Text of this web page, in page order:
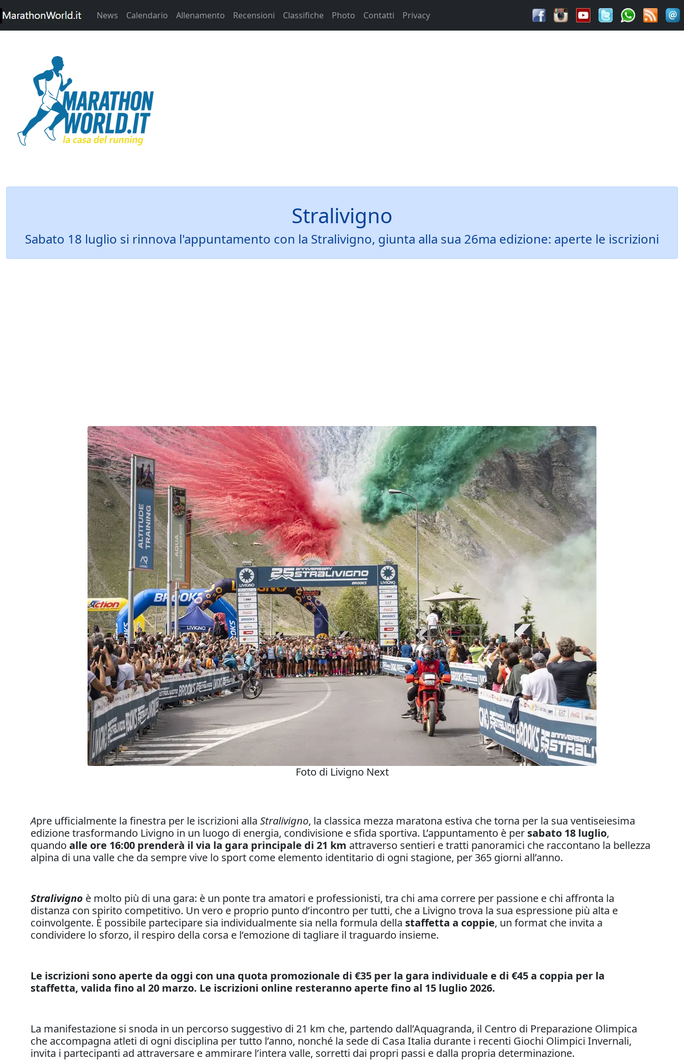
News Calendario Allenamento Recensioni Classifiche Photo Contatti Privacy
Stralivigno
Sabato 18 luglio si rinnova l'appuntamento con la Stralivigno, giunta alla sua 26ma edizione: aperte le iscrizioni
Foto di Livigno Next
Apre ufficialmente la finestra per le iscrizioni alla Stralivigno, la classica mezza maratona estiva che torna per la sua ventiseiesima
edizione trasformando Livigno in un luogo di energia, condivisione e sfida sportiva. L’appuntamento è per sabato 18 luglio,
quando alle ore 16:00 prenderà il via la gara principale di 21 km attraverso sentieri e tratti panoramici che raccontano la bellezza
alpina di una valle che da sempre vive lo sport come elemento identitario di ogni stagione, per 365 giorni all’anno.
Stralivigno è molto più di una gara: è un ponte tra amatori e professionisti, tra chi ama correre per passione e chi affronta la
distanza con spirito competitivo. Un vero e proprio punto d’incontro per tutti, che a Livigno trova la sua espressione più alta e
coinvolgente. È possibile partecipare sia individualmente sia nella formula della staffetta a coppie, un format che invita a
condividere lo sforzo, il respiro della corsa e l’emozione di tagliare il traguardo insieme.
Le iscrizioni sono aperte da oggi con una quota promozionale di €35 per la gara individuale e di €45 a coppia per la
staffetta, valida fino al 20 marzo. Le iscrizioni online resteranno aperte fino al 15 luglio 2026.
La manifestazione si snoda in un percorso suggestivo di 21 km che, partendo dall’Aquagranda, il Centro di Preparazione Olimpica
che accompagna atleti di ogni disciplina per tutto l’anno, nonché la sede di Casa Italia durante i recenti Giochi Olimpici Invernali,
invita i partecipanti ad attraversare e ammirare l’intera valle, sorretti dai propri passi e dalla propria determinazione.